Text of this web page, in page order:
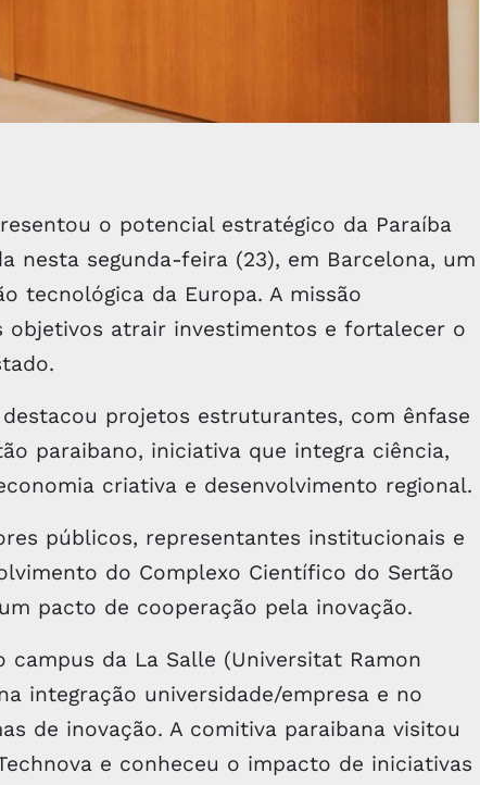
o potencial estratégico da Paraíba
nesta segunda-feira (23), em Barcelona, um
tecnológica da Europa. A missão
atrair investimentos e fortalecer o
projetos estruturantes, com ênfase
paraibano, iniciativa que integra ciência,
criativa e desenvolvimento regional.
públicos, representantes institucionais e
do Complexo Científico do Sertão
pacto de cooperação pela inovação.
da La Salle (Universitat Ramon
integração universidade/empresa e no
de inovação. A comitiva paraibana visitou
e conheceu o impacto de iniciativas